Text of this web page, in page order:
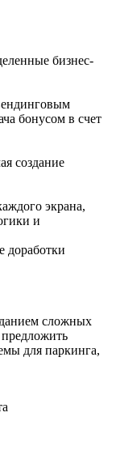
бизнес-
бонусом в счет
создание
экрана,
и
доработки
сложных
для паркинга,